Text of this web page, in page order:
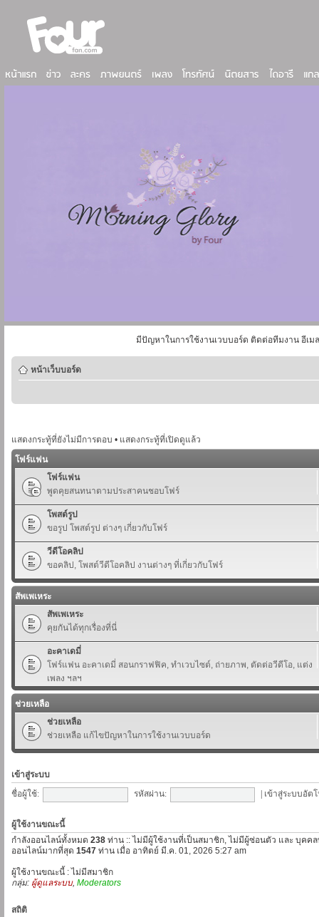
มีปัญหาในการใช้งานเวบบอร์ด ติดต่อทีมงาน อีเม
หน้าเว็บบอร์ด
แสดงกระทู้ที่ยังไม่มีการตอบ • แสดงกระทู้ที่เปิดดูแล้ว
โฟร์แฟน
โฟร์แฟน
พูดคุยสนทนาตามประสาคนชอบโฟร์
โพสต์รูป
ขอรูป โพสต์รูป ต่างๆ เกี่ยวกับโฟร์
วีดีโอคลิป
ขอคลิป, โพสต์วีดีโอคลิป งานต่างๆ ที่เกี่ยวกับโฟร์
สัพเพเหระ
สัพเพเหระ
คุยกันได้ทุกเรื่องที่นี่
อะคาเดมี่
โฟร์แฟน อะคาเดมี่ สอนกราฟฟิค, ทำเวบไซต์, ถ่ายภาพ, ตัดต่อวีดีโอ, แต่ง
เพลง ฯลฯ
ช่วยเหลือ
ช่วยเหลือ
ช่วยเหลือ แก้ไขปัญหาในการใช้งานเวบบอร์ด
เข้าสู่ระบบ
ชื่อผู้ใช้:
รหัสผ่าน: เข้าสู่ระบบอัต
ผู้ใช้งานขณะนี้
กำลังออนไลน์ทั้งหมด 238 ท่าน :: ไม่มีผู้ใช้งานที่เป็นสมาชิก, ไม่มีผู้ซ่อนตัว และ บุคค
ออนไลน์มากที่สุด 1547 ท่าน เมื่อ อาทิตย์ มี.ค. 01, 2026 5:27 am
ผู้ใช้งานขณะนี้ : ไม่มีสมาชิก
กลุ่ม: ผู้ดูแลระบบ, Moderators
สถิติ